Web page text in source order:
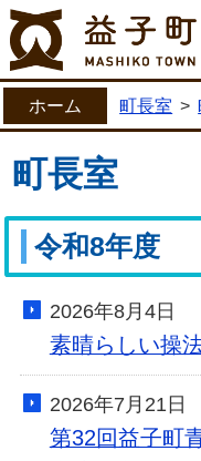
ホーム 町長室 >
町長室
令和8年度
2026年8月4日
素晴らしい操
2026年7月21日
第32回益子町